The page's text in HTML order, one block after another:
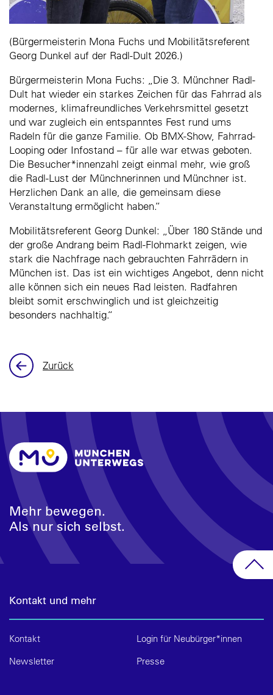
(Bürgermeisterin Mona Fuchs und Mobilitätsreferent
Georg Dunkel auf der Radl-Dult 2026.)
Bürgermeisterin Mona Fuchs: „Die 3. Münchner Radl-
Dult hat wieder ein starkes Zeichen für das Fahrrad als
modernes, klimafreundliches Verkehrsmittel gesetzt
und war zugleich ein entspanntes Fest rund ums
Radeln für die ganze Familie. Ob BMX-Show, Fahrrad-
Looping oder Infostand – für alle war etwas geboten.
Die Besucher*innenzahl zeigt einmal mehr, wie groß
die Radl-Lust der Münchnerinnen und Münchner ist.
Herzlichen Dank an alle, die gemeinsam diese
Veranstaltung ermöglicht haben.“
Mobilitätsreferent Georg Dunkel: „Über 180 Stände und
der große Andrang beim Radl-Flohmarkt zeigen, wie
stark die Nachfrage nach gebrauchten Fahrrädern in
München ist. Das ist ein wichtiges Angebot, denn nicht
alle können sich ein neues Rad leisten. Radfahren
bleibt somit erschwinglich und ist gleichzeitig
besonders nachhaltig.“
Zurück
Mehr bewegen.
Als nur sich selbst.
Kontakt und mehr
Kontakt
Login für Neubürger*innen
Newsletter
Presse